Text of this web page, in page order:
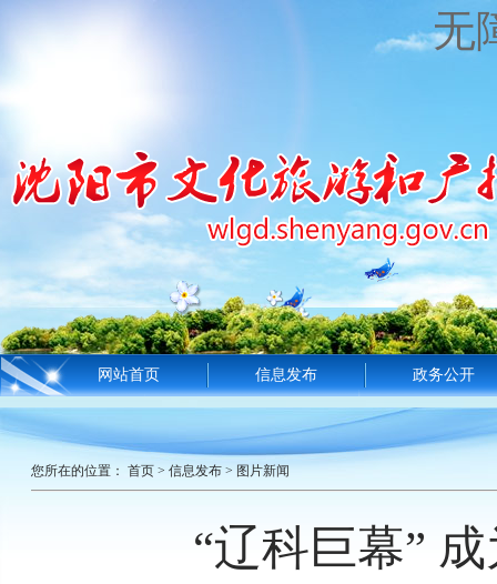
无
网站首页 信息发布 政务公开
您所在的位置： 首页 > 信息发布 > 图片新闻
“辽科巨幕”